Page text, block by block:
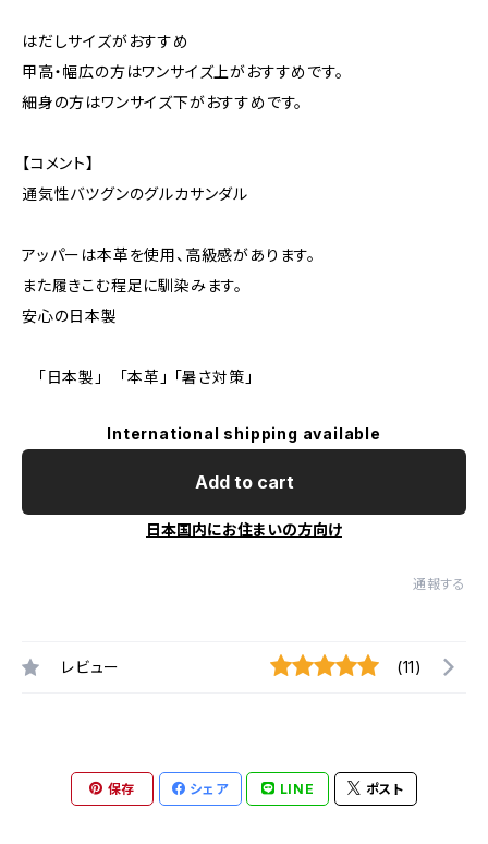
はだしサイズがおすすめ
甲高・幅広の方はワンサイズ上がおすすめです。
細身の方はワンサイズ下がおすすめです。
【コメント】
通気性バツグンのグルカサンダル
アッパーは本革を使用、高級感があります。
また履きこむ程足に馴染みます。
安心の日本製
「日本製」 「本革」 「暑さ対策」
International shipping available
Add to cart
日本国内にお住まいの方向け
通報する
レビュー (11)
保存 シェア LINE ポスト